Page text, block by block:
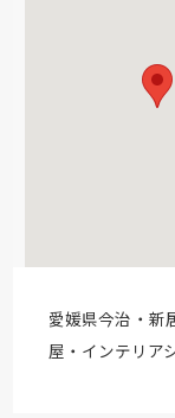
愛媛県今治・新
屋・インテリア